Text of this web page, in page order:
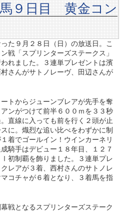
９日目 黄金コン
た９月２８日（日）の放送日。こ
戦「スプリンターズステークス」
われました。３連単プレゼントは濱
さんがサトノレーヴ、田辺さんが
トからジューンブレアが先手を奪
ンがつけて前半６００ｍを３３秒
直線に入っても前を行く２頭が止
に。熾烈な追い比べをわずかに制
着でゴールイン！ウインカーネリ
騎手はデビュー１８年目、１２７
初制覇を飾りました。３連単プレ
レアが３着、西村さんのサトノレ
コチャが６着となり、３着馬を指
戦となるスプリンターズステーク